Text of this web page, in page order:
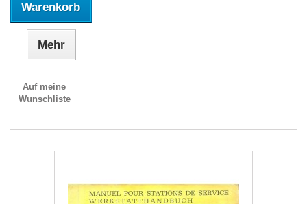
Warenkorb
Mehr
Auf meine
Wunschliste